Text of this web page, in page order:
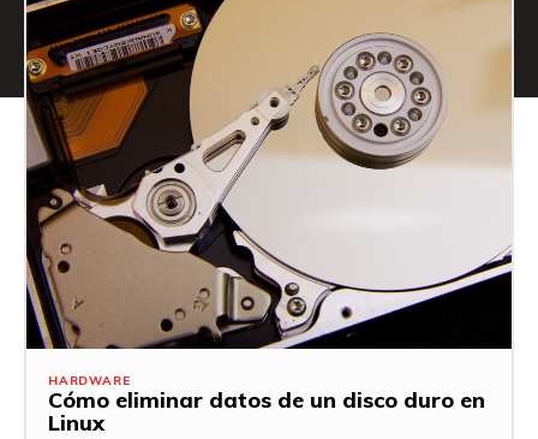
HARDWARE
Cómo eliminar datos de un disco duro en
Linux